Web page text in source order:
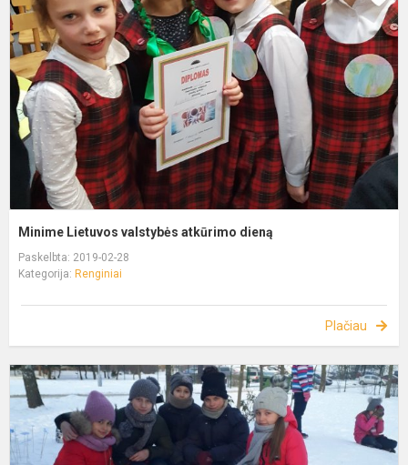
Minime Lietuvos valstybės atkūrimo dieną
Paskelbta: 2019-02-28
Kategorija: Renginiai
Plačiau